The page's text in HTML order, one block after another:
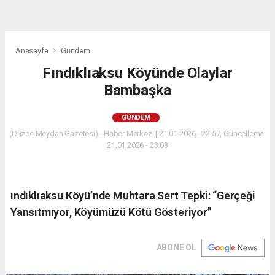
Anasayfa Gündem
Fındıklıaksu Köyünde Olaylar
Bambaşka
GÜNDEM
(Düzce Meydan Gazetesi) - Haber Merkezi | 21.01.2026 - 22:57, Güncelleme:
21.01.2026 - 23:03
ındıklıaksu Köyü’nde Muhtara Sert Tepki: “Gerçeği
Yansıtmıyor, Köyümüzü Kötü Gösteriyor”
ABONE OL